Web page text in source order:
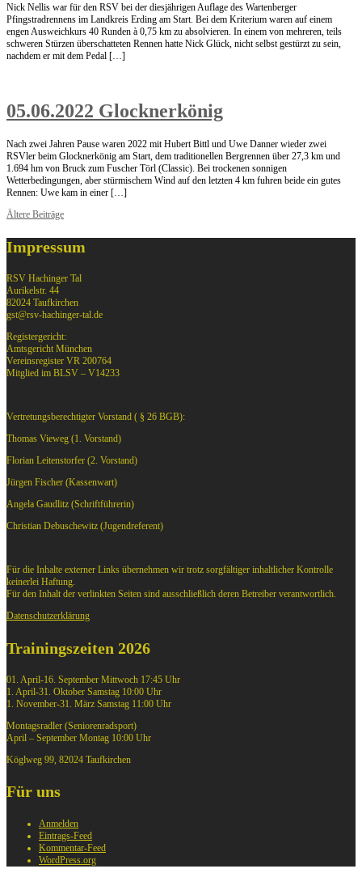
Nick Nellis war für den RSV bei der diesjährigen Auflage des Wartenberger
Pfingstradrennens im Landkreis Erding am Start. Bei dem Kriterium waren auf einem
engen Ausweichkurs 40 Runden à 0,75 km zu absolvieren. In einem von mehreren, teils
schweren Stürzen überschatteten Rennen hatte Nick Glück, nicht selbst gestürzt zu sein,
nachdem er mit dem Pedal […]
05.06.2022 Glocknerkönig
Nach zwei Jahren Pause waren 2022 mit Hubert Bittl und Uwe Danner wieder zwei
RSVler beim Glocknerkönig am Start, dem traditionellen Bergrennen über 27,3 km und
1.694 hm von Bruck zum Fuscher Törl (Classic). Bei trockenen sonnigen
Wetterbedingungen, aber stürmischem Wind auf den letzten 4 km fuhren beide ein gutes
Rennen: Uwe kam in einer […]
Beitragsnavigation
Ältere Beiträge
Impressum
RSV Hachinger Tal
Aurikelstr. 44
82024 Taufkirchen
gst@rsv-hachinger-tal.de
Registergericht:
Amtsgericht München
Vereinsregister VR 200764
Mitglied im BLSV – V14233
Vertretungsberechtigter Vorstand ( § 26 BGB):
Thomas Vieweg (1. Vorstand)
Florian Leitenstorfer (2. Vorstand)
Jürgen Fischer (Kassenwart)
Angela Gaudlitz (Schriftführerin)
Christian Debuschewitz (Jugendreferent)
Für die Inhalte externer Links übernehmen wir trotz sorgfältiger inhaltlicher Kontrolle
keinerlei Haftung.
Für den Inhalt der verlinkten Seiten sind ausschließlich deren Betreiber verantwortlich.
Datenschutzerklärung
Trainingszeiten 2026
01. April-16. September Mittwoch 17:45 Uhr
1. April-31. Oktober Samstag 10:00 Uhr
1. November-31. März Samstag 11:00 Uhr
Montagsradler (Seniorenradsport)
April – September Montag 10:00 Uhr
Köglweg 99, 82024 Taufkirchen
Für uns
Anmelden
Eintrags-Feed
Kommentar-Feed
WordPress.org